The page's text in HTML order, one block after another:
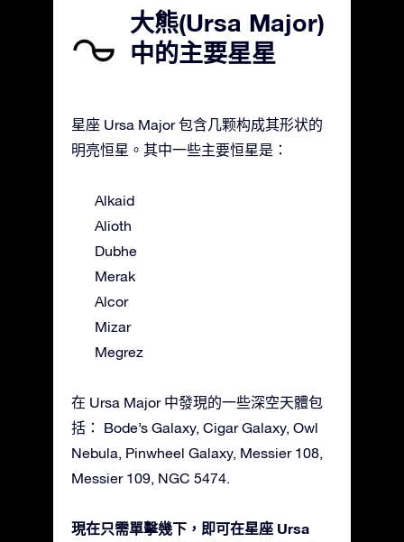
大熊(Ursa Major)
中的主要星星
星座 Ursa Major 包含几颗构成其形状的
明亮恒星。其中一些主要恒星是：
Alkaid
Alioth
Dubhe
Merak
Alcor
Mizar
Megrez
在 Ursa Major 中發現的一些深空天體包
括： Bode’s Galaxy, Cigar Galaxy, Owl
Nebula, Pinwheel Galaxy, Messier 108,
Messier 109, NGC 5474.
現在只需單擊幾下，即可在星座 Ursa